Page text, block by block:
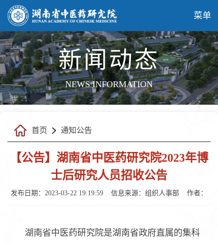
菜单
新闻动态
NEWS INFORMATION
首页 通知公告
【公告】湖南省中医药研究院2023年博
士后研究人员招收公告
发布日期：2023-03-22 19:19:59 信息来源： 组织人事部 作者：
湖南省中医药研究院是湖南省政府直属的集科